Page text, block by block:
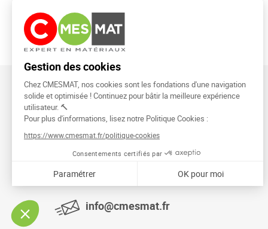
CMESMAT
91026 EVRY COURCOURONNES
info@cmesmat.fr